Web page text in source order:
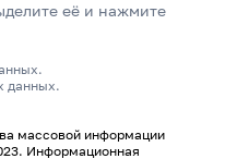
её и нажмите
данных.
массовой информации
Информационная